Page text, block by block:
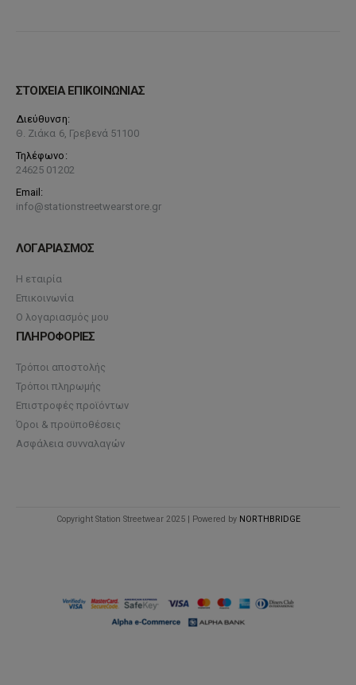
ΣΤΟΙΧΕΙΑ ΕΠΙΚΟΙΝΩΝΙΑΣ
Διεύθυνση:
Θ. Ζιάκα 6, Γρεβενά 51100
Τηλέφωνο:
24625 01202
Email:
info@stationstreetwearstore.gr
ΛΟΓΑΡΙΑΣΜΟΣ
Η εταιρία
Επικοινωνία
Ο λογαριασμός μου
ΠΛΗΡΟΦΟΡΙΕΣ
Τρόποι αποστολής
Τρόποι πληρωμής
Επιστροφές προϊόντων
Όροι & προϋποθέσεις
Ασφάλεια συνναλαγών
Copyright Station Streetwear 2025 | Powered by NORTHBRIDGE